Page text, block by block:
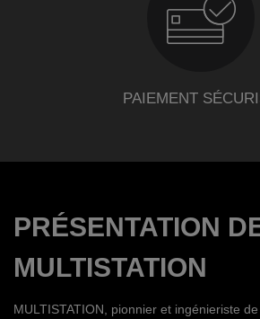
PAIEMENT
PRÉSENTATION
MULTISTATION
MULTISTATION, pionnier et ingénieriste